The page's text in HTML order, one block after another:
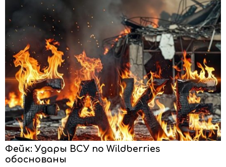
Фейк: Удары ВСУ по Wildberries
обоснованы